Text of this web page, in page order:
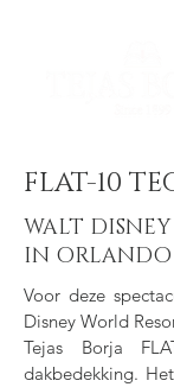
FLAT-10
WALT
IN ORLANDO
Voor deze
Disney World
Tejas Borja
dakbedekking.